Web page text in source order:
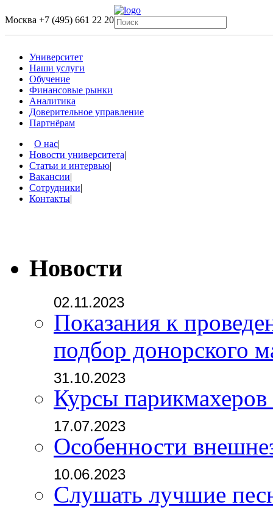
Москва +7 (495) 661 22 20
Университет
Наши услуги
Обучение
Финансовые рынки
Аналитика
Доверительное управление
Партнёрам
О нас|
Новости университета|
Статьи и интервью|
Вакансии|
Сотрудники|
Контакты|
Новости
02.11.2023
Показания к
подбор донорского
31.10.2023
Курсы
17.07.2023
Особенности
10.06.2023
Слушать лучшие